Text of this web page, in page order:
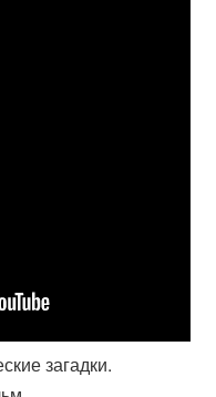
загадки.